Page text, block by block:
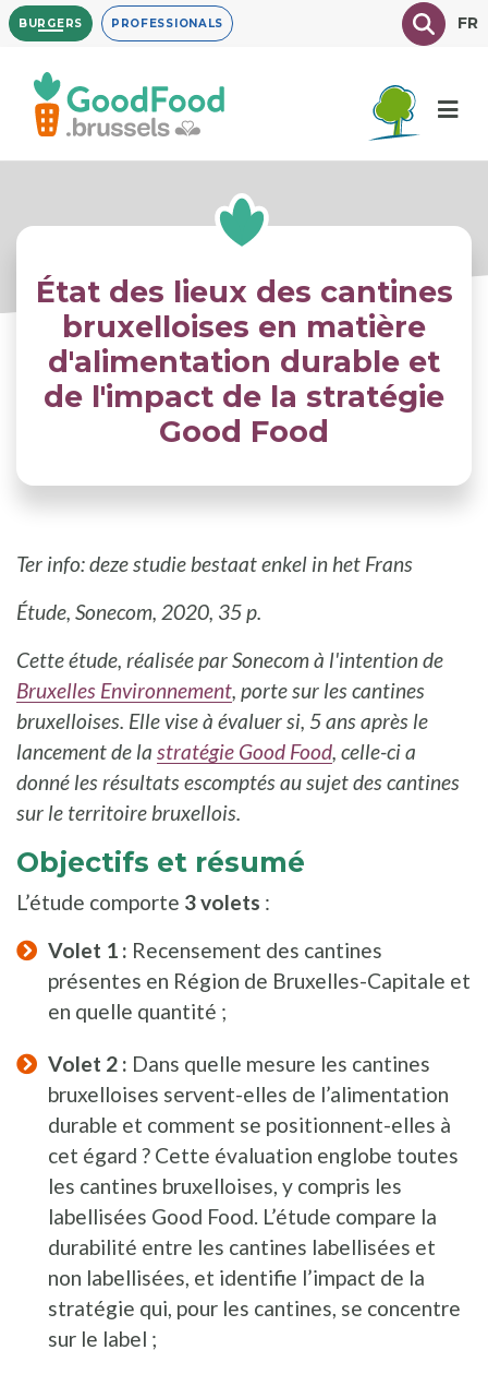
Overslaan
en
inhoud
gaan
BURGERS PROFESSIONALS TexteFR
État des lieux des cantines
bruxelloises en matière
d'alimentation durable et
de l'impact de la stratégie
Good Food
Ter info: deze studie bestaat enkel in het Frans
Étude, Sonecom, 2020, 35 p.
Cette étude, réalisée par Sonecom à l'intention de
Bruxelles Environnement, porte sur les cantines
bruxelloises. Elle vise à évaluer si, 5 ans après le
lancement de la stratégie Good Food, celle-ci a
donné les résultats escomptés au sujet des cantines
sur le territoire bruxellois.
Objectifs et résumé
L’étude comporte 3 volets :
Volet 1 : Recensement des cantines
présentes en Région de Bruxelles-Capitale et
en quelle quantité ;
Volet 2 : Dans quelle mesure les cantines
bruxelloises servent-elles de l’alimentation
durable et comment se positionnent-elles à
cet égard ? Cette évaluation englobe toutes
les cantines bruxelloises, y compris les
labellisées Good Food. L’étude compare la
durabilité entre les cantines labellisées et
non labellisées, et identifie l’impact de la
stratégie qui, pour les cantines, se concentre
sur le label ;